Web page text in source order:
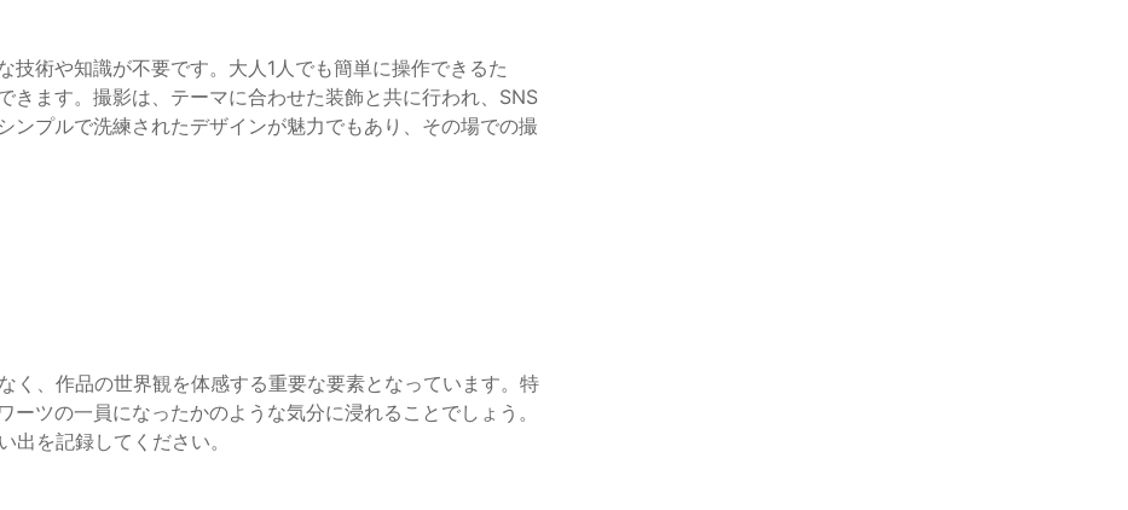
技術や知識が不要です。大人1人でも簡単に操作できるた
きます。撮影は、テーマに合わせた装飾と共に行われ、SNS
ンプルで洗練されたデザインが魅力でもあり、その場での撮
く、作品の世界観を体感する重要な要素となっています。特
ツの一員になったかのような気分に浸れることでしょう。
を記録してください。